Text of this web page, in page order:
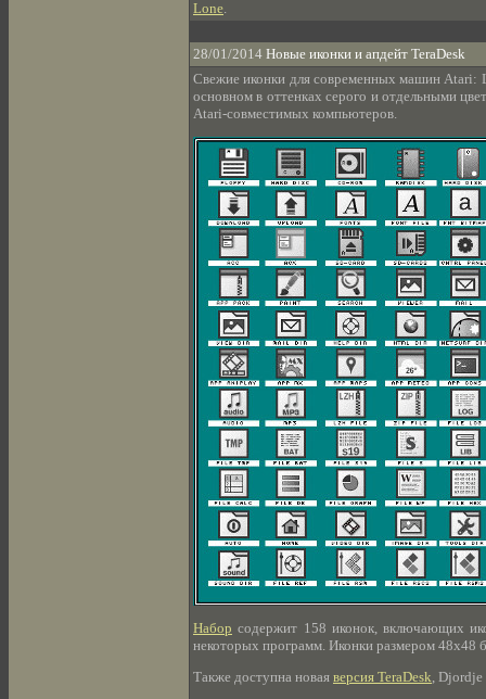
Lone.
28/01/2014 Новые иконки и апдейт TeraDesk
Свежие иконки для современных машин Atari:
основном в оттенках серого и отдельными
Atari-совместимых компьютеров.
Набор содержит 158 иконок, включающих
некоторых программ. Иконки размером 48x48
Также доступна новая версия TeraDesk,